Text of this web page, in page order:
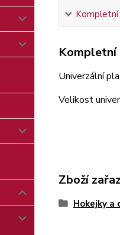
Kompletní
Kompletní
Univerzální
Velikost
Zboží
Hokejky a